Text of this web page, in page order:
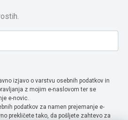
izjavo o varstvu osebnih podatkov in
z mojim e-naslovom ter se
e-novic.
podatkov za namen prejemanje e-
prekličete tako, da pošljete zahtevo za